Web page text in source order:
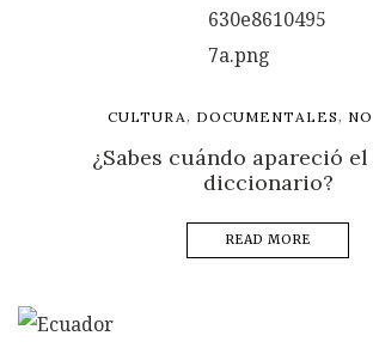
CULTURA, DOCUMENTALES ,
¿Sabes cuándo apareció
diccionario?
READ MORE